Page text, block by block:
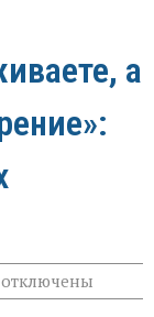
а
котключены